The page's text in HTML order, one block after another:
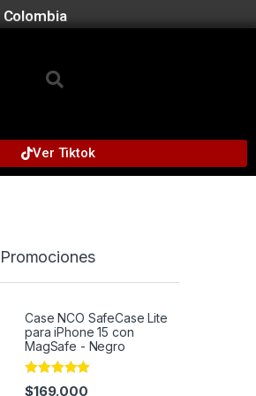
Ver Tiktok
Case NCO SafeCase Lite
para iPhone 15 con
MagSafe - Negro
Rated 5.00
$169.000